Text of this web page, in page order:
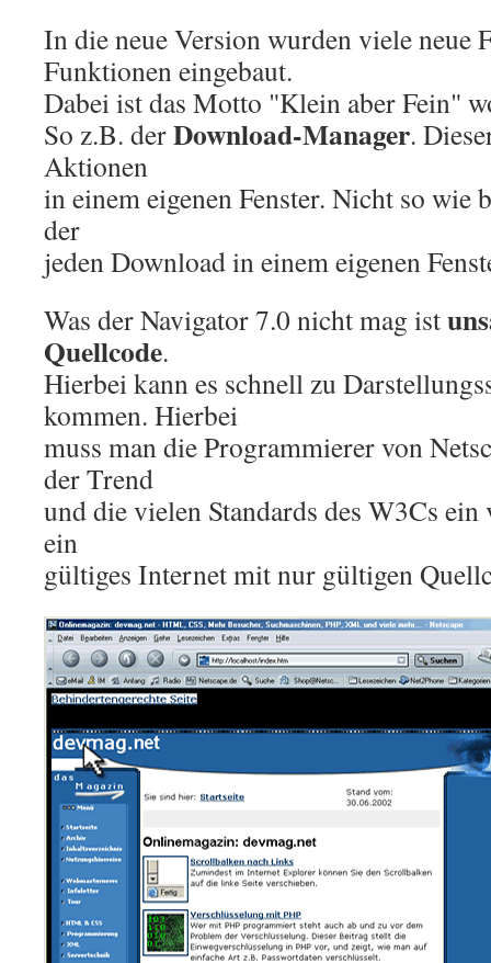
In die neue Version wurden viele neue
Funktionen eingebaut.
Dabei ist das Motto "Klein aber Fein"
So z.B. derDownload-Manager.
Aktionen
in einem eigenen Fenster. Nicht so
der
jeden Download in einem eigenen
Was der Navigator 7.0 nicht mag ist
Quellcode.
Hierbei kann es schnell zu
kommen. Hierbei
muss man die Programmierer von
der Trend
und die vielen Standards des W3Cs
ein
gültiges Internet mit nur gültigen